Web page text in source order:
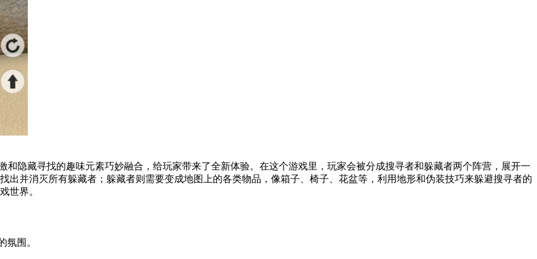
和隐藏寻找的趣味元素巧妙融合，给玩家带来了全新体验。在这个游戏里，玩家会被分成搜寻者和躲藏者两个阵营，展开一
出并消灭所有躲藏者；躲藏者则需要变成地图上的各类物品，像箱子、椅子、花盆等，利用地形和伪装技巧来躲避搜寻者的
世界。
氛围。